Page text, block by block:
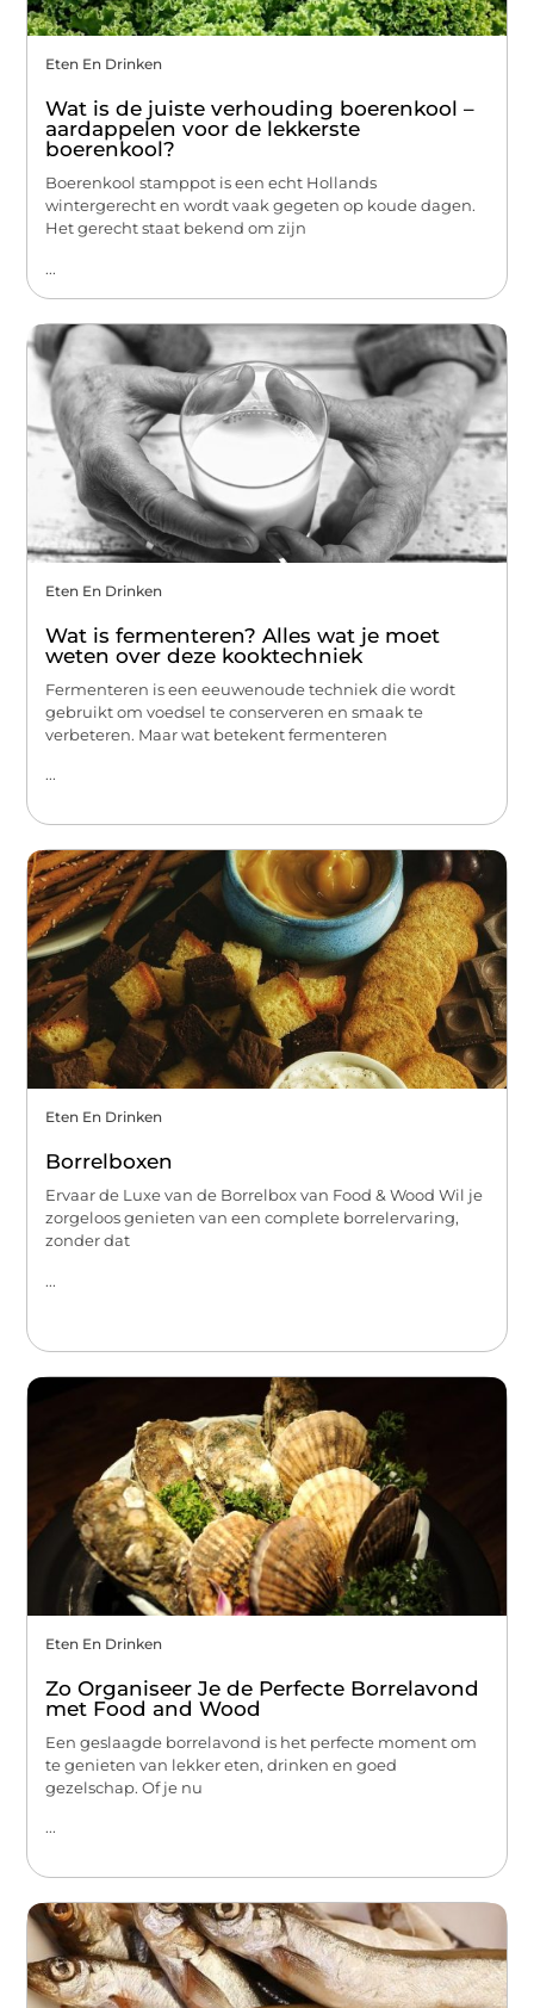
Eten En Drinken
Wat is de juiste verhouding boerenkool –
aardappelen voor de lekkerste
boerenkool?
Boerenkool stamppot is een echt Hollands
wintergerecht en wordt vaak gegeten op koude dagen.
Het gerecht staat bekend om zijn
...
Eten En Drinken
Wat is fermenteren? Alles wat je moet
weten over deze kooktechniek
Fermenteren is een eeuwenoude techniek die wordt
gebruikt om voedsel te conserveren en smaak te
verbeteren. Maar wat betekent fermenteren
...
Eten En Drinken
Borrelboxen
Ervaar de Luxe van de Borrelbox van Food & Wood Wil je
zorgeloos genieten van een complete borrelervaring,
zonder dat
...
Eten En Drinken
Zo Organiseer Je de Perfecte Borrelavond
met Food and Wood
Een geslaagde borrelavond is het perfecte moment om
te genieten van lekker eten, drinken en goed
gezelschap. Of je nu
...